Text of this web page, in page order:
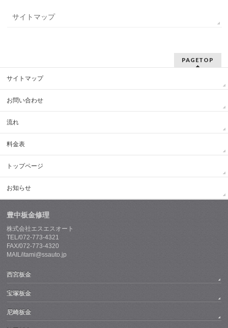
サイトマップ
PAGETOP
サイトマップ
お問い合わせ
流れ
料金表
トップページ
お知らせ
豊中板金修理
株式会社エスエスオート
TEL/072-773-4321
FAX/072-773-4320
MAIL/itami@ssauto.jp
西宮板金
宝塚板金
尼崎板金